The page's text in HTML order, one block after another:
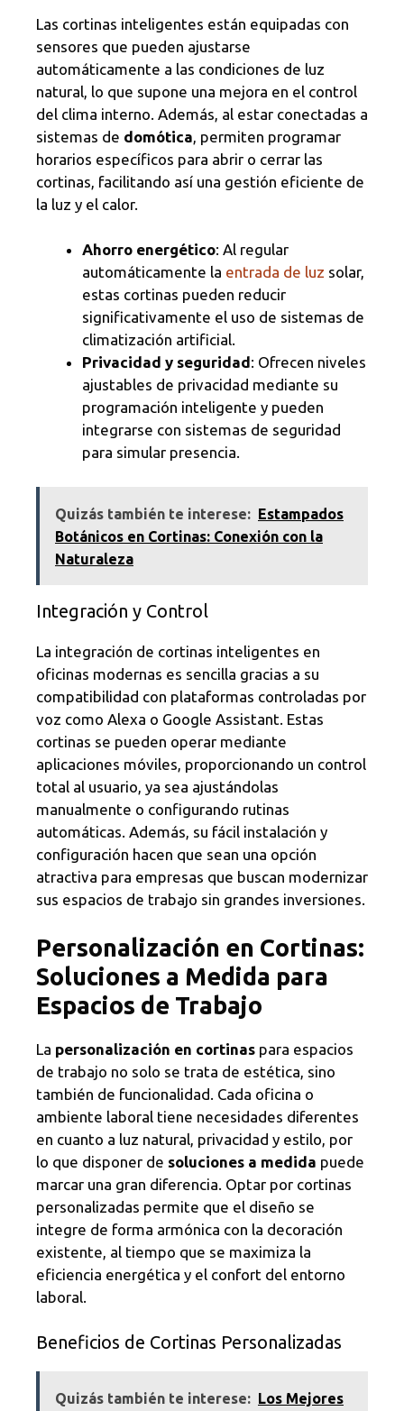
Las cortinas inteligentes están equipadas con
sensores que pueden ajustarse
automáticamente a las condiciones de luz
natural, lo que supone una mejora en el control
del clima interno. Además, al estar conectadas a
sistemas de domótica , permiten programar
horarios específicos para abrir o cerrar las
cortinas, facilitando así una gestión eficiente de
la luz y el calor.
Ahorro energético: Al regular
automáticamente la entrada de luz solar,
estas cortinas pueden reducir
significativamente el uso de sistemas de
climatización artificial.
Privacidad y seguridad: Ofrecen niveles
ajustables de privacidad mediante su
programación inteligente y pueden
integrarse con sistemas de seguridad
para simular presencia.
Quizás también te interese: Estampados
Botánicos en Cortinas: Conexión con la
Naturaleza
Integración y Control
La integración de cortinas inteligentes en
oficinas modernas es sencilla gracias a su
compatibilidad con plataformas controladas por
voz como Alexa o Google Assistant. Estas
cortinas se pueden operar mediante
aplicaciones móviles, proporcionando un control
total al usuario, ya sea ajustándolas
manualmente o configurando rutinas
automáticas. Además, su fácil instalación y
configuración hacen que sean una opción
atractiva para empresas que buscan modernizar
sus espacios de trabajo sin grandes inversiones.
Personalización en Cortinas:
Soluciones a Medida para
Espacios de Trabajo
La personalización en cortinas para espacios
de trabajo no solo se trata de estética, sino
también de funcionalidad. Cada oficina o
ambiente laboral tiene necesidades diferentes
en cuanto a luz natural, privacidad y estilo, por
lo que disponer de soluciones a medida puede
marcar una gran diferencia. Optar por cortinas
personalizadas permite que el diseño se
integre de forma armónica con la decoración
existente, al tiempo que se maximiza la
eficiencia energética y el confort del entorno
laboral.
Beneficios de Cortinas Personalizadas
Quizás también te interese: Los Mejores